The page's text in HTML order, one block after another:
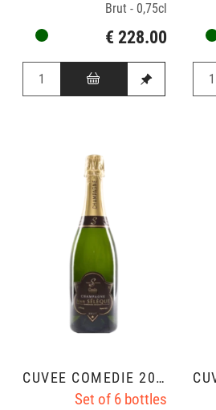
Brut - 0,75cl
€ 228.00
CUVÉE COMÉDIE 2010
Set of 6 bottles